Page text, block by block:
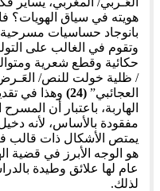
هويته في سياق الهويات؟
بانوجاد حساسيات
وتقوم في الغالب على
حكائية وقطع شعرية
/ ظلية خولت للنص/
العجائبي” (24)
وهذا في
الهاربة، باعتبار أن
مفقودة بالأساس، لأنه
يمتص الأشكال ذات قالب
هو الوجه الأبرز في قضية
عام لها علائق وطيدة
لذلك.